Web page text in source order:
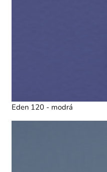
Eden 120 - modrá